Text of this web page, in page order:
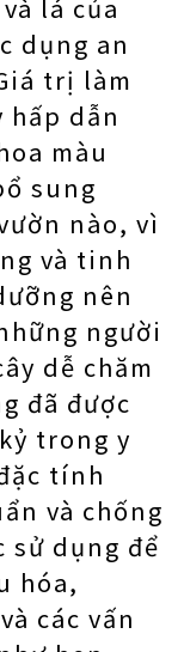
lá của
dụng an
trị làm
hấp dẫn
màu
sung
nào, vì
và tinh
nên
người
dễ chăm
đã được
trong y
tính
và chống
sử dụng để
hóa,
các vấn